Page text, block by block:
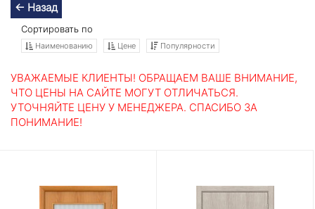
← Назад
Сортировать по
Наименованию Цене Популярности
УВАЖАЕМЫЕ КЛИЕНТЫ! ОБРАЩАЕМ ВАШЕ ВНИМАНИЕ,
ЧТО ЦЕНЫ НА САЙТЕ МОГУТ ОТЛИЧАТЬСЯ.
УТОЧНЯЙТЕ ЦЕНУ У МЕНЕДЖЕРА. СПАСИБО ЗА
ПОНИМАНИЕ!